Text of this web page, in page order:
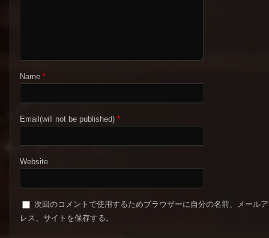
Name *
Email(will not be published) *
Website
次回のコメントで使用するためブラウザーに自分の名前、メール
レス、サイトを保存する。